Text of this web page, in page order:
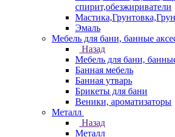
спирит,обезжириватели
Эмаль
Мебель для бани, банные
Назад
Мебель для бани,
Банная мебель
Банная утварь
Брикеты для бани
Веники, ароматизаторы
Металл
Назад
Металл